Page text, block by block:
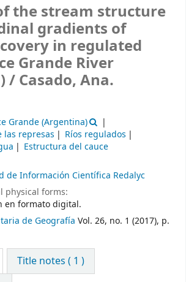
the stream structure
gradients of
in regulated
Grande River
/Casado, Ana.
Grande (Argentina)
las represas
Ríos regulados
Estructura del cauce
de Información Científica Redalyc
physical forms:
en formato digital.
de Geografía Vol. 26, no. 1 (2017), p.
Title notes ( 1 )